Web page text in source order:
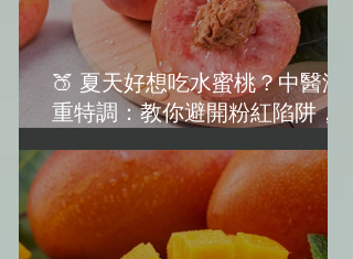
🍑 夏天好想吃水蜜桃？中醫減
重特調：教你避開粉紅陷阱，越
吃越美麗！(水蜜桃減肥)